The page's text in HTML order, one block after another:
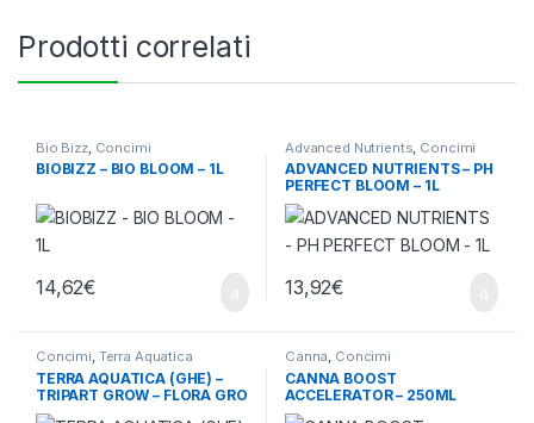
Prodotti correlati
Bio Bizz, Concimi
BIOBIZZ – BIO BLOOM – 1L
14,62€
Advanced Nutrients Concimi
ADVANCED NUTRIENTS – PH
PERFECT BLOOM – 1L
13,92€
Concimi, Terra Aquatica
TERRA AQUATICA (GHE) –
TRIPART GROW – FLORA GRO
– 1L
Canna, Concimi
CANNA BOOST
ACCELERATOR – 250ML